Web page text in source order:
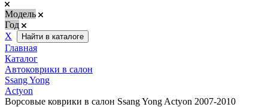
Модель
Год
Х
Найти в каталоге
Главная
Каталог
Автоковрики в салон
Ssang Yong
Actyon
Ворсовые коврики в салон Ssang Yong Actyon 2007-2010